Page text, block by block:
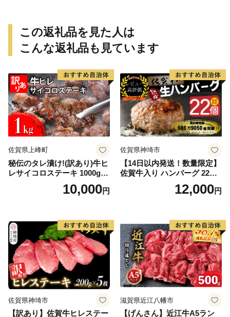
この返礼品を見た人は
こんな返礼品も見ています
佐賀県上峰町
秘伝のタレ漬け!(訳あり)牛ヒ
レサイコロステーキ 1000g
10,000円
佐賀県神埼市
【14日以内発送！数量限定】
佐賀牛入り ハンバーグ 22個
2.6kg(120g×22個)【佐賀牛
黒毛和牛 ブランド牛 九州 ハ
気】(H083106)
12,000円
佐賀県神埼市
【訳あり】佐賀牛ヒレステー
滋賀県近江八幡市
【げんさん】近江牛A5ラン